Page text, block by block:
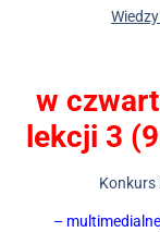
Wiedzy
w
lekcji 3
Konkurs
–